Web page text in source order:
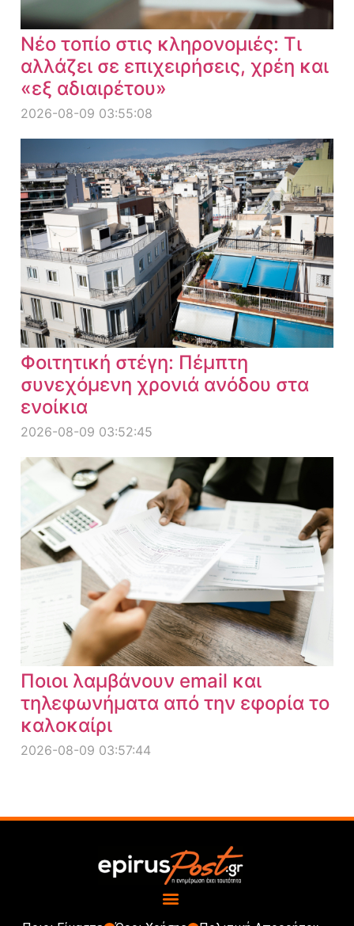
Νέο τοπίο στις κληρονομιές: Τι
αλλάζει σε επιχειρήσεις, χρέη και
«εξ αδιαιρέτου»
2026-08-09 03:55:08
Φοιτητική στέγη: Πέμπτη
συνεχόμενη χρονιά ανόδου στα
ενοίκια
2026-08-09 03:52:45
Ποιοι λαμβάνουν email και
τηλεφωνήματα από την εφορία το
καλοκαίρι
2026-08-09 03:57:44